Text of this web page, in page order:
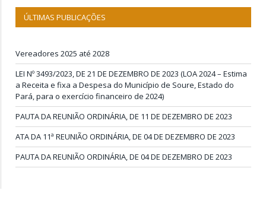
ÚLTIMAS PUBLICAÇÕES
Vereadores 2025 até 2028
LEI Nº 3493/2023, DE 21 DE DEZEMBRO DE 2023 (LOA 2024 – Estima
a Receita e fixa a Despesa do Município de Soure, Estado do
Pará, para o exercício financeiro de 2024)
PAUTA DA REUNIÃO ORDINÁRIA, DE 11 DE DEZEMBRO DE 2023
ATA DA 11ª REUNIÃO ORDINÁRIA, DE 04 DE DEZEMBRO DE 2023
PAUTA DA REUNIÃO ORDINÁRIA, DE 04 DE DEZEMBRO DE 2023